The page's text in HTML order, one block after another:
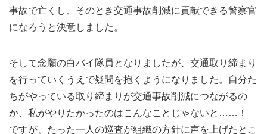
事故で亡くし、そのとき交通事故削減に貢献できる警察官
になろうと決意しました。
そして念願の白バイ隊員となりましたが、交通取り締まり
を行っていくうえで疑問を抱くようになりました。自分た
ちがやっている取り締まりが交通事故削減につながるの
か、私がやりたかったのはこんなことじゃないと……！
ですが、たった一人の巡査が組織の方針に声を上げたとこ